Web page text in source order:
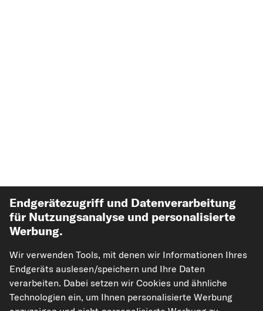
Top Automarken
Top Produkte
Mehr von kfzteile24
Endgerätezugriff und Datenverarbeitung
für Nutzungsanalyse und personalisierte
Werbung.
Wir verwenden Tools, mit denen wir Informationen Ihres
Endgeräts auslesen/speichern und Ihre Daten
verarbeiten. Dabei setzen wir Cookies und ähnliche
Technologien ein, um Ihnen personalisierte Werbung